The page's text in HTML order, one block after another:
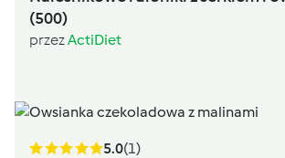
(500)
przezActiDiet
5.0(1)